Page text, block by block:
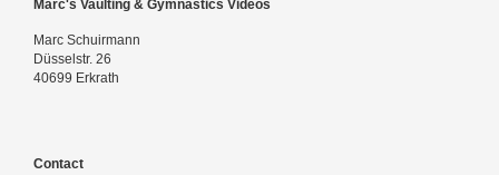
Marc's Vaulting & Gymnastics Videos
Marc Schuirmann
Düsselstr. 26
40699 Erkrath
Contact